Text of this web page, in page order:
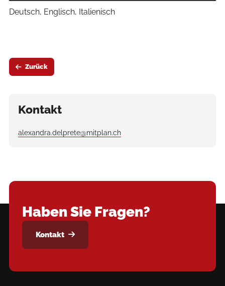
Deutsch, Englisch, Italienisch
Zurück
Kontakt
alexandra.delprete@mitplan.ch
Haben Sie Fragen?
Kontakt